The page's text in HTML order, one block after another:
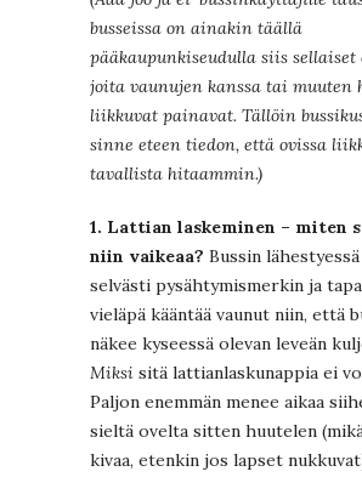
busseissa on ainakin täällä
pääkaupunkiseudulla siis
joita vaunujen kanssa tai muuten
liikkuvat painavat. Tällöin
sinne eteen tiedon, että ovissa
tavallista hitaammin.)
1. Lattian laskeminen – miten
niin vaikeaa? Bussin
selvästi pysähtymismerkin ja
vieläpä kääntää vaunut niin, että
näkee kyseessä olevan leveän
Miksi sitä lattianlaskunappia ei
Paljon enemmän menee aikaa
sieltä ovelta sitten huutelen
kivaa, etenkin jos lapset